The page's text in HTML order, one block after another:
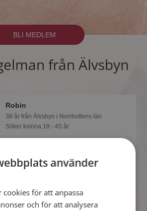
BLI MEDLEM
från Älvsbyn
Robin
38 år från Älvsbyn i Norrbottens län
Söker kvinna 18 - 45 år
Om en minut kan du vara medlem på
tankspridd eller händig! Det är enklare
att hitta kärleken på nätet!
använder
cookies för att anpassa
och för att analysera